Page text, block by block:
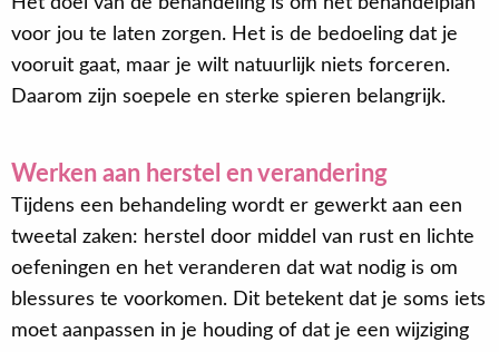
voor jou te laten zorgen. Het is de bedoeling dat je
vooruit gaat, maar je wilt natuurlijk niets forceren.
Daarom zijn soepele en sterke spieren belangrijk.
Werken aan herstel en verandering
Tijdens een behandeling wordt er gewerkt aan een
tweetal zaken: herstel door middel van rust en lichte
oefeningen en het veranderen dat wat nodig is om
blessures te voorkomen. Dit betekent dat je soms iets
moet aanpassen in je houding of dat je een wijziging